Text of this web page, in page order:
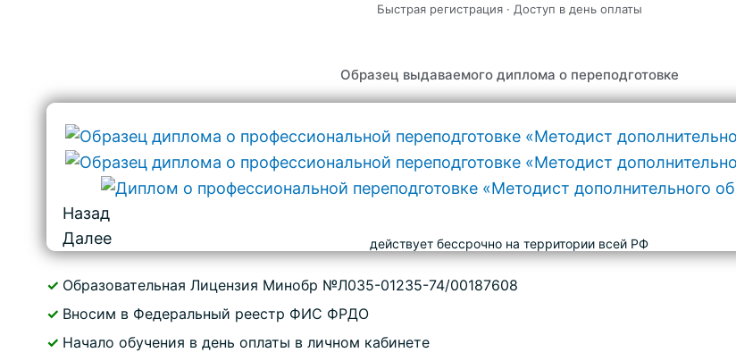
Быстрая регистрация · Доступ в день оплаты
Образец выдаваемого диплома о переподготовке
Назад
Далее
действует бессрочно на территории всей РФ
✓ Образовательная Лицензия Минобр №Л035-01235-74/00187608
✓ Вносим в Федеральный реестр ФИС ФРДО
✓ Начало обучения в день оплаты в личном кабинете